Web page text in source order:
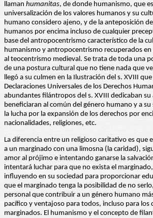
llaman humanitas, de donde humanismo, que
universalización de los valores humanos y su
humano considero ajeno, y de la anteposición
humanos por encima incluso de cualquier
base del antropocentrismo característico de la
humanismo y antropocentrismo recuperados
al teocentrismo medieval. Se trata de toda una
de una postura cultural que no tiene nada que
llegó a su culmen en la Ilustración del s. XVIII
Declaraciones Universales de los Derechos
abundantes filántropos del s. XVIII dedicaban
beneficiaran al común del género humano y a
la lucha por la expansión de los derechos por
nacionalidades, religiones, etc.
La diferencia entre un religioso caritativo es que
a un marginado con una limosna (la caridad),
amor al prójimo e intentando ganarse la
intentará luchar para que no exista el
influyendo en su sociedad para proporcionar
que el marginado tenga la posibilidad de no
personal que contribuir a un género humano
pacífico y ventajoso para todos, incluso para los
marginados. El humanismo y el concepto de